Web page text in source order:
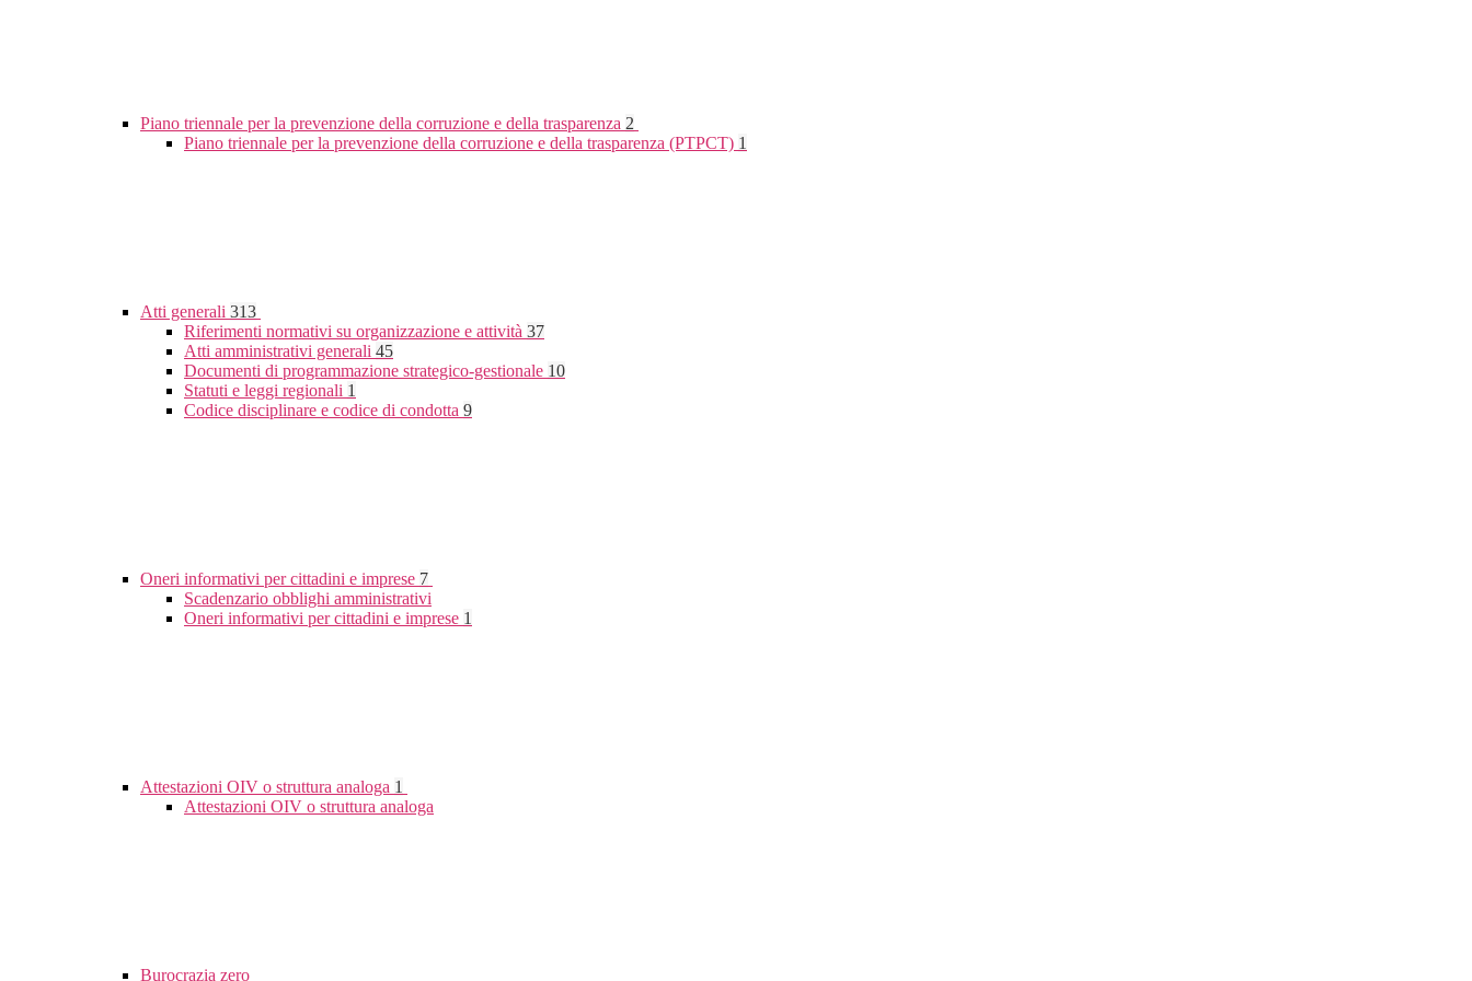
Piano triennale per la prevenzione della corruzione e della trasparenza 2
Piano triennale per la prevenzione della corruzione e della trasparenza (PTPCT) 1
Atti generali 313
Riferimenti normativi su organizzazione e attività 37
Atti amministrativi generali 45
Documenti di programmazione strategico-gestionale 10
Statuti e leggi regionali 1
Codice disciplinare e codice di condotta 9
Oneri informativi per cittadini e imprese 7
Scadenzario obblighi amministrativi
Oneri informativi per cittadini e imprese 1
Attestazioni OIV o struttura analoga 1
Attestazioni OIV o struttura analoga
Burocrazia zero